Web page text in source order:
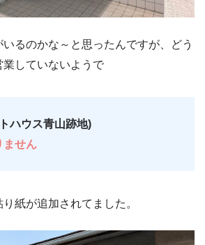
るのかな～と思ったんですが、どう
していないようで
ハウス青山跡地)
ません
紙が追加されてました。